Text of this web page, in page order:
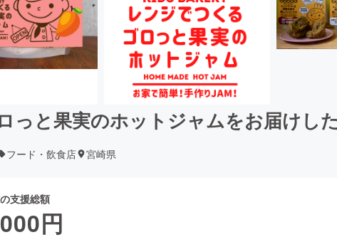
っと果実のホットジャムをお届けし
フード・飲食店 宮崎県
支援総額
円